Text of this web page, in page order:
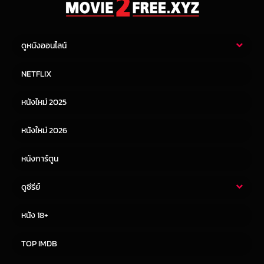
ดูหนังออนไลน์
หนังจีน
NETFLIX
หนังใหม่ 2025
หนังใหม่ 2026
หนังการ์ตูน
ดูซีรีย์
หนัง 18+
TOP IMDB